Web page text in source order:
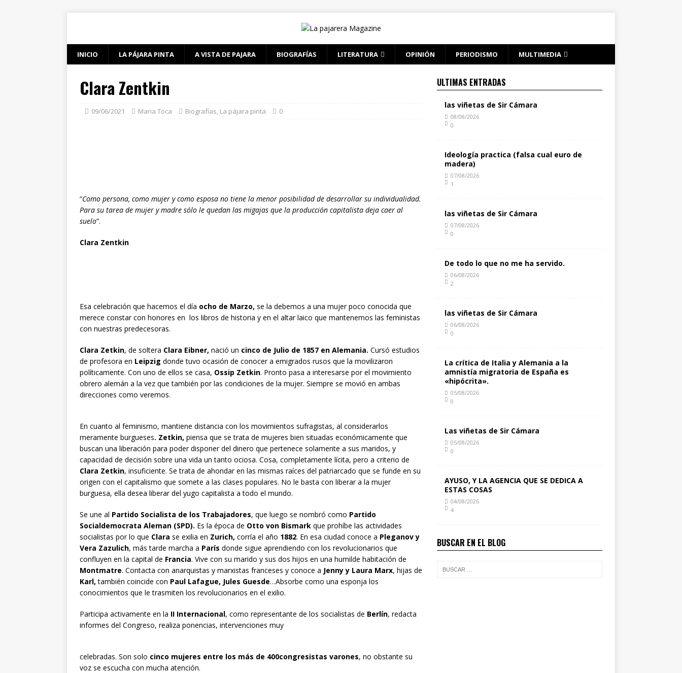
INICIO LA PÁJARA PINTA A VISTA DE PAJARA BIOGRAFÍAS LITERATURA OPINIÓN PERIODISMO MULTIMEDIA
Clara Zentkin
09/06/2021 Maria Toca Biografías, La pájara pinta 0
“Como persona, como mujer y como esposa no tiene la menor posibilidad de desarrollar su individualidad.
Para su tarea de mujer y madre sólo le quedan las migajas que la producción capitalista deja caer al
suelo”.
Clara Zentkin
Esa celebración que hacemos el día ocho de Marzo, se la debemos a una mujer poco conocida que
merece constar con honores en los libros de historia y en el altar laico que mantenemos las feministas
con nuestras predecesoras.
Clara Zetkin, de soltera Clara Eibner, nació un cinco de Julio de 1857 en Alemania. Cursó estudios
de profesora en Leipzig donde tuvo ocasión de conocer a emigrados rusos que la movilizaron
políticamente. Con uno de ellos se casa, Ossip Zetkin. Pronto pasa a interesarse por el movimiento
obrero alemán a la vez que también por las condiciones de la mujer. Siempre se movió en ambas
direcciones como veremos.
En cuanto al feminismo, mantiene distancia con los movimientos sufragistas, al considerarlos
meramente burgueses. Zetkin, piensa que se trata de mujeres bien situadas económicamente que
buscan una liberación para poder disponer del dinero que pertenece solamente a sus maridos, y
capacidad de decisión sobre una vida un tanto ociosa. Cosa, completamente lícita, pero a criterio de
Clara Zetkin, insuficiente. Se trata de ahondar en las mismas raíces del patriarcado que se funde en su
origen con el capitalismo que somete a las clases populares. No le basta con liberar a la mujer
burguesa, ella desea liberar del yugo capitalista a todo el mundo.
Se une al Partido Socialista de los Trabajadores, que luego se nombró como Partido
Socialdemocrata Aleman (SPD). Es la época de Otto von Bismark que prohíbe las actividades
socialistas por lo que Clara se exilia en Zurich, corría el año 1882. En esa ciudad conoce a Pleganov y
Vera Zazulich, más tarde marcha a París donde sigue aprendiendo con los revolucionarios que
confluyen en la capital de Francia. Vive con su marido y sus dos hijos en una humilde habitación de
Montmatre. Contacta con anarquistas y marxistas franceses y conoce a Jenny y Laura Marx, hijas de
Karl, también coincide con Paul Lafague, Jules Guesde…Absorbe como una esponja los
conocimientos que le trasmiten los revolucionarios en el exilio.
Participa activamente en la II Internacional, como representante de los socialistas de Berlín, redacta
informes del Congreso, realiza ponencias, intervenciones muy
celebradas. Son solo cinco mujeres entre los más de 400congresistas varones, no obstante su
voz se escucha con mucha atención.
ULTIMAS ENTRADAS
las viñetas de Sir Cámara
08/08/2026
0
Ideología practica (falsa cual euro de
madera)
07/08/2026
1
las viñetas de Sir Cámara
07/08/2026
0
De todo lo que no me ha servido.
06/08/2026
2
las viñetas de Sir Cámara
06/08/2026
0
La crítica de Italia y Alemania a la
amnistía migratoria de España es
«hipócrita».
05/08/2026
0
Las viñetas de Sir Cámara
05/08/2026
0
AYUSO, Y LA AGENCIA QUE SE DEDICA A
ESTAS COSAS
04/08/2026
4
BUSCAR EN EL BLOG